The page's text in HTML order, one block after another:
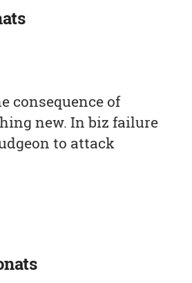
consequence of
new. In biz failure
to attack